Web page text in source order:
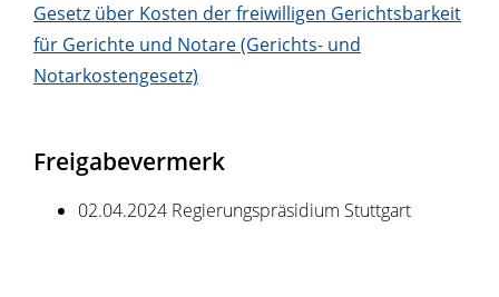
Gesetz über Kosten der freiwilligen Gerichtsbarkeit
für Gerichte und Notare (Gerichts- und
Notarkostengesetz)
Freigabevermerk
02.04.2024 Regierungspräsidium Stuttgart